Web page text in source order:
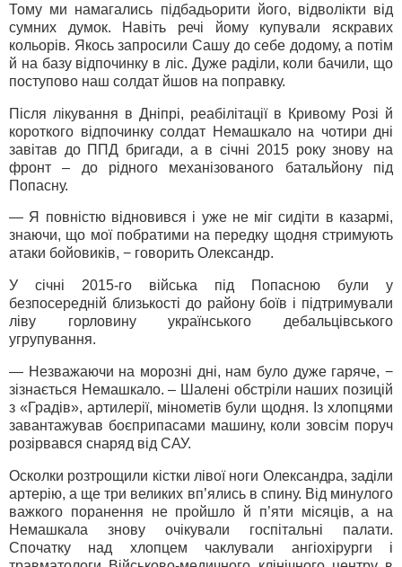
Тому ми намагались підбадьорити його, відволікти від
сумних думок. Навіть речі йому купували яскравих
кольорів. Якось запросили Сашу до себе додому, а потім
й на базу відпочинку в ліс. Дуже раділи, коли бачили, що
поступово наш солдат йшов на поправку.
Після лікування в Дніпрі, реабілітації в Кривому Розі й
короткого відпочинку солдат Немашкало на чотири дні
завітав до ППД бригади, а в січні 2015 року знову на
фронт – до рідного механізованого батальйону під
Попасну.
— Я повністю відновився і уже не міг сидіти в казармі,
знаючи, що мої побратими на передку щодня стримують
атаки бойовиків, − говорить Олександр.
У січні 2015-го війська під Попасною були у
безпосередній близькості до району боїв і підтримували
ліву горловину українського дебальцівського
угрупування.
— Незважаючи на морозні дні, нам було дуже гаряче, −
зізнається Немашкало. – Шалені обстріли наших позицій
з «Градів», артилерії, мінометів були щодня. Із хлопцями
завантажував боєприпасами машину, коли зовсім поруч
розірвався снаряд від САУ.
Осколки розтрощили кістки лівої ноги Олександра, заділи
артерію, а ще три великих вп’ялись в спину. Від минулого
важкого поранення не пройшло й п’яти місяців, а на
Немашкала знову очікували госпітальні палати.
Спочатку над хлопцем чаклували ангіохірурги і